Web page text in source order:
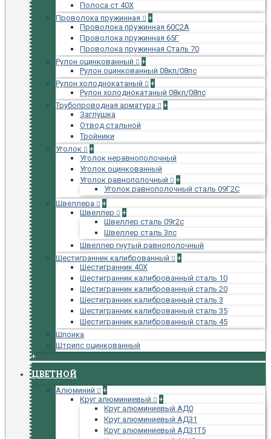
Полоса ст 40Х
Проволока пружинная
+
Проволока пружинная 60С2А
Проволока пружинная 65Г
Проволока пружинная Сталь 70
Рулон оцинкованный
+
Рулон оцинкованный 08кп/08пс
Рулон холоднокатаный
+
Рулон холоднокатаный 08кп/08пс
Трубопроводная арматура
+
Заглушка
Отвод стальной
Тройники
Уголок
+
Уголок неравнополочный
Уголок оцинкованный
Уголок равнополочный
+
Уголок равнополочный сталь 09Г2С
Швеллера
+
Швеллер
+
Швеллер сталь 09г2с
Швеллер сталь 3пс
Швеллер гнутый равнополочный
Шестигранник калиброванный
+
Шестигранник 40Х
Шестигранник калиброванный сталь 10
Шестигранник калиброванный сталь 20
Шестигранник калиброванный сталь 3
Шестигранник калиброванный сталь 35
Шестигранник калиброванный сталь 45
Шпонка
Штрипс оцинкованный
+
ЦВЕТНОЙ
Алюминий
+
Круг алюминиевый
+
Круг алюминиевый АД0
Круг алюминиевый АД31
Круг алюминиевый АД31Т5